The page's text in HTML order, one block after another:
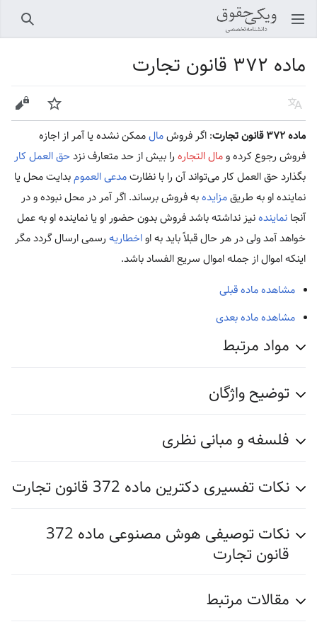
باز کردن منو اصلی جستجو
ماده ۳۷۲ قانون تجارت
زبان پیگیری ویرایش
ماده ۳۷۲ قانون تجارت : اگر فروشمالممکن نشده یا آمر از اجازه
فروش رجوع کرده ومال التجاره را بیش از حد متعارف نزدحق العمل کار
بگذارد حق العمل کار می‌تواند آن را با نظارتمدعی العمومبدایت محل یا
نماینده او به طریقمزایدهبه فروش برساند. اگر آمر در محل نبوده و در
آنجا نمایندهنیز نداشته باشد فروش بدون حضور او یا نماینده او به عمل
خواهد آمد ولی در هر حال قبلاً باید به اواخطاریه رسمی ارسال گردد مگر
اینکه اموال از جمله اموال سریع الفساد باشد.
مشاهده ماده قبلی
مشاهده ماده بعدی
مواد مرتبط
توضیح واژگان
فلسفه و مبانی نظری
نکات تفسیری دکترین ماده 372 قانون تجارت
نکات توصیفی هوش مصنوعی ماده 372
قانون تجارت
مقالات مرتبط